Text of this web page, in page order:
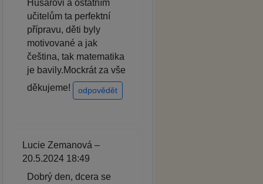
Husarovi a ostatním
učitelům ta perfektní
přípravu, děti byly
motivované a jak
čeština, tak matematika
je bavily.Mockrát za vše
děkujeme!
odpovědět
Lucie Zemanová –
20.5.2024 18:49
Dobrý den, dcera se